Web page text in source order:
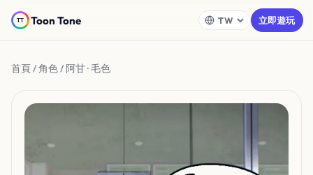
Toon Tone 立即遊玩
首頁/角色/ 阿甘 · 毛色